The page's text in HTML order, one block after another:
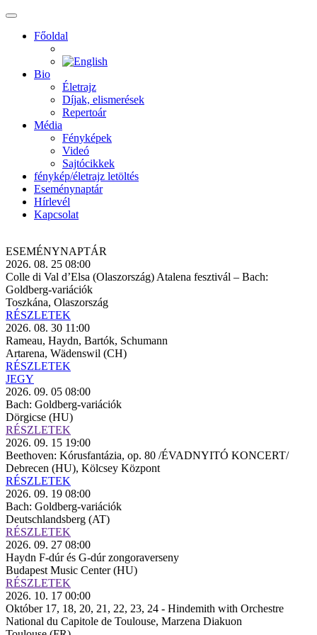
Főoldal
Bio
Életrajz
Díjak, elismerések
Repertoár
Média
Fényképek
Videó
Sajtócikkek
fénykép/életrajz letöltés
Eseménynaptár
Hírlevél
Kapcsolat
ESEMÉNY­NAPTÁR
2026. 08. 25 08:00
Colle di Val d’Elsa (Olaszország) Atalena fesztivál – Bach:
Goldberg-variációk
Toszkána, Olaszország
RÉSZLETEK
2026. 08. 30 11:00
Rameau, Haydn, Bartók, Schumann
Artarena, Wädenswil (CH)
RÉSZLETEK
JEGY
2026. 09. 05 08:00
Bach: Goldberg-variációk
Dörgicse (HU)
RÉSZLETEK
2026. 09. 15 19:00
Beethoven: Kórusfantázia, op. 80 /ÉVADNYITÓ KONCERT/
Debrecen (HU), Kölcsey Központ
RÉSZLETEK
2026. 09. 19 08:00
Bach: Goldberg-variációk
Deutschlandsberg (AT)
RÉSZLETEK
2026. 09. 27 08:00
Haydn F-dúr és G-dúr zongoraverseny
Budapest Music Center (HU)
RÉSZLETEK
2026. 10. 17 00:00
Október 17, 18, 20, 21, 22, 23, 24 - Hindemith with Orchestre
National du Capitole de Toulouse, Marzena Diakuon